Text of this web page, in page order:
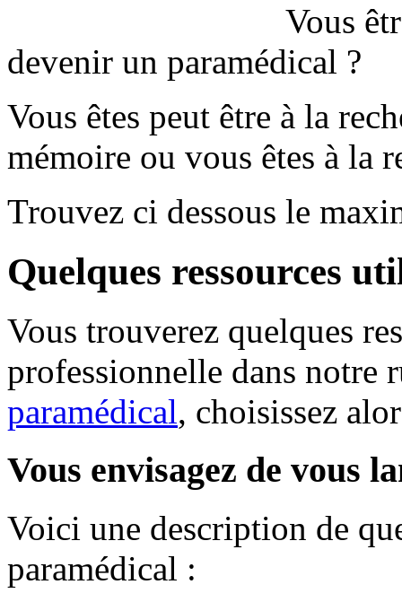
Vous
devenir un paramédical ?
Vous êtes peut être à la
mémoire ou vous êtes à la
Trouvez ci dessous le
Quelques ressources
Vous trouverez quelques
professionnelle dans notre
paramédical, choisissez
Vous envisagez de vous
Voici une description de
paramédical :